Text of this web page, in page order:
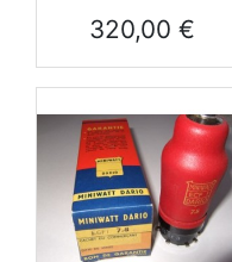
Prix
320,00 €